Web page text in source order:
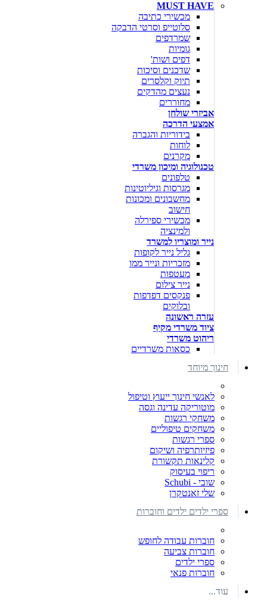
MUST HAVE
מכשירי כתיבה
סלוטייפ וסרטי הדבקה
שמרדפים
גומיות
דפים ושות'
שדכנים וסיכות
תיוק וקלסרים
נעצים מהדקים
מחוררים
אביזרי שולחן
אמצעי הדרכה
בידוריות והגברה
לוחות
מקרנים
טכנולוגיה ומיכון משרדי
טלפונים
מגרסות וגיליוטינות
מחשבונים ומכונות
חישוב
מכשירי ספירלה
ולמינציה
נייר ומוצריו למשרד
גליל נייר לקופות
מזכריות ונייר ממו
מעטפות
נייר צילום
פנקסים דפדפות
ובלוקים
עזרה ראשונה
ציוד משרדי מקיף
ריהוט משרדי
כסאות משרדיים
חינוך מיוחד
לאנשי חינוך ייעוץ וטיפול
מוטוריקה עדינה וגסה
משחקי רגשות
משחקים טיפוליים
ספרי רגשות
פיזיותרפיה ושיקום
קלינאות תקשורת
ריפוי בעיסוק
שובי - Schubi
שלי זאנטקרן
ספרי ילדים ילדים וחוברות
חוברות עבודה לחופש
חוברות צביעה
ספרי ילדים
חוברות פנאי
עוד...